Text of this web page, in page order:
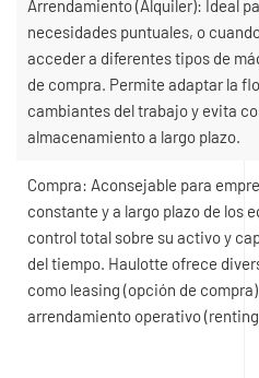
Arrendamiento (Alquiler): Ideal
necesidades puntuales, o
acceder a diferentes tipos de
de compra. Permite adaptar la
cambiantes del trabajo y evita
almacenamiento a largo plazo.
Compra: Aconsejable para
constante y a largo plazo de los
control total sobre su activo y
del tiempo. Haulotte ofrece
como leasing (opción de
arrendamiento operativo